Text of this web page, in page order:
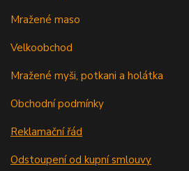
Mražené maso
Velkoobchod
Mražené myši, potkani a holátka
Obchodní podmínky
Reklamační řád
Odstoupení od kupní smlouvy